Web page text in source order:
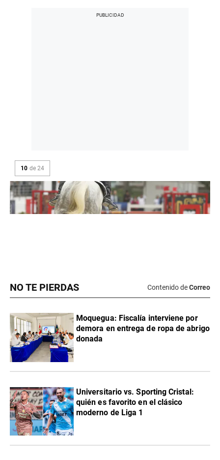
NO TE PIERDAS Contenido deCorreo
Moquegua: Fiscalía interviene por
demora en entrega de ropa de abrigo
donada
Universitario vs. Sporting Cristal:
quién es favorito en el clásico
moderno de Liga 1